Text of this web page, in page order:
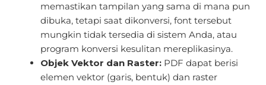
memastikan tampilan yang sama di mana pun
dibuka, tetapi saat dikonversi, font tersebut
mungkin tidak tersedia di sistem Anda, atau
program konversi kesulitan mereplikasinya.
Objek Vektor dan Raster: PDF dapat berisi
elemen vektor (garis, bentuk) dan raster